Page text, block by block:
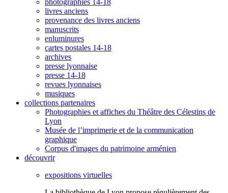
photographies 14-18
livres anciens
provenance des livres anciens
manuscrits
enluminures
cartes postales 14-18
archives
presse lyonnaise
presse 14-18
revues lyonnaises
musiques
collections partenaires
Photographies et affiches du Théâtre des Célestins de
Lyon
Musée de l’imprimerie et de la communication
graphique
Corpus d'images du patrimoine arménien
découvrir
expositions virtuelles